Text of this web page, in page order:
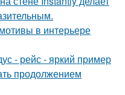
в интерьере
- рейс - яркий пример
продолжением